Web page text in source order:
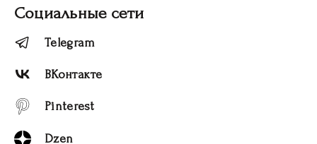
Социальные сети
Telegram
ВКонтакте
Pinterest
Dzen